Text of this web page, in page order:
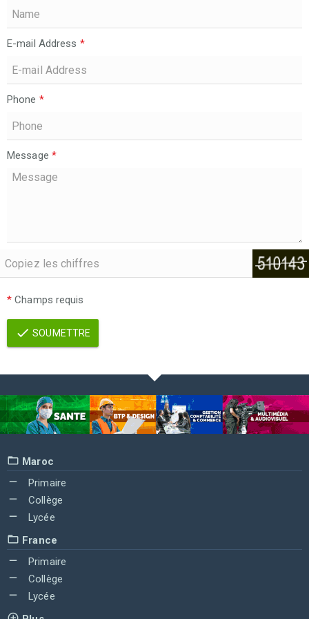
E-mail Address *
Phone *
Message *
* Champs requis
SOUMETTRE
Maroc
Primaire
Collège
Lycée
France
Primaire
Collège
Lycée